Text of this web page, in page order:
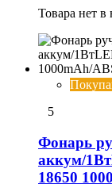
Товара нет в
5
Фонарь
аккум/
18650